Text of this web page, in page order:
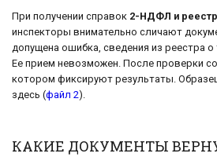
При получении справок 2-НДФЛ и
инспекторы внимательно сличают
допущена ошибка, сведения из реестра
Ее прием невозможен. После проверки
котором фиксируют результаты.
здесь (файл 2).
КАКИЕ ДОКУМЕНТЫ